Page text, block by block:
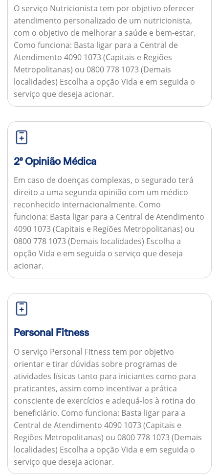
O serviço Nutricionista tem por objetivo oferecer
atendimento personalizado de um nutricionista,
com o objetivo de melhorar a saúde e bem-estar.
Como funciona: Basta ligar para a Central de
Atendimento 4090 1073 (Capitais e Regiões
Metropolitanas) ou 0800 778 1073 (Demais
localidades) Escolha a opção Vida e em seguida o
serviço que deseja acionar.
2ª Opinião Médica
Em caso de doenças complexas, o segurado terá
direito a uma segunda opinião com um médico
reconhecido internacionalmente. Como
funciona: Basta ligar para a Central de Atendimento
4090 1073 (Capitais e Regiões Metropolitanas) ou
0800 778 1073 (Demais localidades) Escolha a
opção Vida e em seguida o serviço que deseja
acionar.
Personal Fitness
O serviço Personal Fitness tem por objetivo
orientar e tirar dúvidas sobre programas de
atividades físicas tanto para iniciantes como para
praticantes, assim como incentivar a prática
consciente de exercícios e adequá-los à rotina do
beneficiário. Como funciona: Basta ligar para a
Central de Atendimento 4090 1073 (Capitais e
Regiões Metropolitanas) ou 0800 778 1073 (Demais
localidades) Escolha a opção Vida e em seguida o
serviço que deseja acionar.